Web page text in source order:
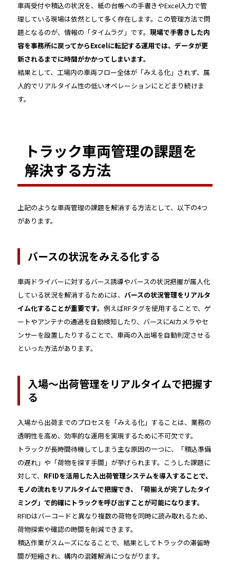
車両受付や積込の状況を、紙の台帳への手書きやExcel入力で管
理している現場は依然として多く存在します。この管理方法で問
題となるのが、情報の「タイムラグ」です。 現場で手書きした内
容を事務所に戻ってからExcelに転記する運用では、データが更
新されるまでに時間がかかってしまいます。
結果として、工場内の車両フロー全体が「みえる化」されず、属
人的でリアルタイム性の低いオペレーションにとどまり続けま
す。
トラック車両管理の課題を
解決する方法
上記のような車両管理の課題を解消する方法として、以下の4つ
があります。
バースの状況をみえる化する
車両ドライバーに対するバース誘導やバースの状況把握が属人化
している状況を解消するためには、 バースの状況管理をリアルタ
イム化することが重要です。 例えばRFタグを使用することで、ゲ
ートやアンテナの通過を自動検知したり、バースにAIカメラやセ
ンサーを設置したりすることで、車両の入出場を自動判定させる
といった方法があります。
入場～出荷管理をリアルタイムで把握す
る
入場から出荷までのプロセスを「みえる化」することは、業務の
透明性を高め、効率的な運用を実現するために不可欠です。
トラックが長時間待機してしまう主な原因の一つに、「積込準備
の遅れ」や「荷物を探す手間」が挙げられます。こうした課題に
対して、 RFIDを活用した入出荷管理システムを導入することで、
モノの流れをリアルタイムで把握でき、「荷揃えが完了したタイ
ミング」で的確にトラックを呼び出すことが可能になります。
RFIDはバーコードと異なり複数の荷物を同時に読み取れるため、
荷物探索や確認の時間を削減できます。
積込作業がスムーズになることで、結果としてトラックの滞留時
間が短縮され、構内の混雑解消につながります。